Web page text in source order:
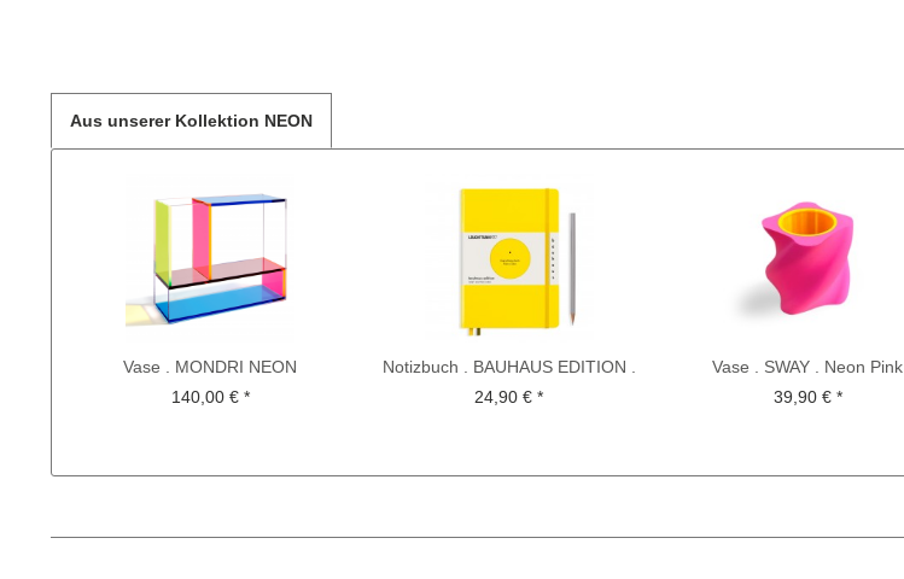
Aus unserer Kollektion NEON
Vase . MONDRI NEON
140,00 € *
Notizbuch . BAUHAUS EDITION .
Gelb
24,90 € *
Vase . SWAY . Neon Pink
39,90 € *